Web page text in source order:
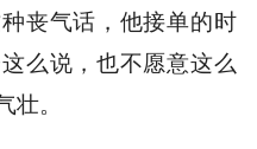
丧气话，他接单的时
么说，也不愿意这么
。